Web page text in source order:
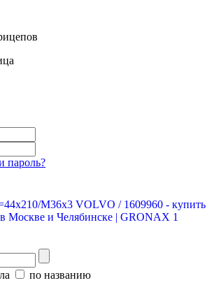
пароль?
по названию